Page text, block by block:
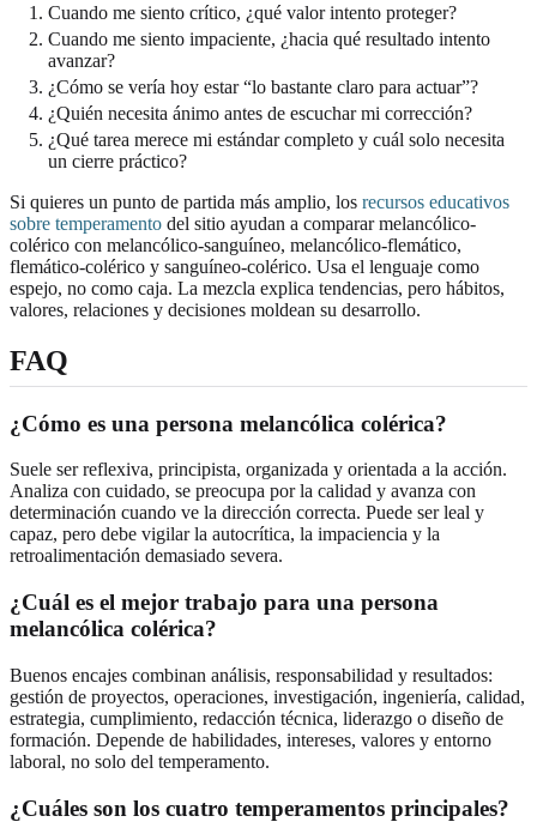
Cuando me siento crítico, ¿qué valor intento proteger?
Cuando me siento impaciente, ¿hacia qué resultado intento
avanzar?
¿Cómo se vería hoy estar “lo bastante claro para actuar”?
¿Quién necesita ánimo antes de escuchar mi corrección?
¿Qué tarea merece mi estándar completo y cuál solo necesita
un cierre práctico?
Si quieres un punto de partida más amplio, los recursos educativos
sobre temperamento del sitio ayudan a comparar melancólico-
colérico con melancólico-sanguíneo, melancólico-flemático,
flemático-colérico y sanguíneo-colérico. Usa el lenguaje como
espejo, no como caja. La mezcla explica tendencias, pero hábitos,
valores, relaciones y decisiones moldean su desarrollo.
FAQ
¿Cómo es una persona melancólica colérica?
Suele ser reflexiva, principista, organizada y orientada a la acción.
Analiza con cuidado, se preocupa por la calidad y avanza con
determinación cuando ve la dirección correcta. Puede ser leal y
capaz, pero debe vigilar la autocrítica, la impaciencia y la
retroalimentación demasiado severa.
¿Cuál es el mejor trabajo para una persona
melancólica colérica?
Buenos encajes combinan análisis, responsabilidad y resultados:
gestión de proyectos, operaciones, investigación, ingeniería, calidad,
estrategia, cumplimiento, redacción técnica, liderazgo o diseño de
formación. Depende de habilidades, intereses, valores y entorno
laboral, no solo del temperamento.
¿Cuáles son los cuatro temperamentos principales?